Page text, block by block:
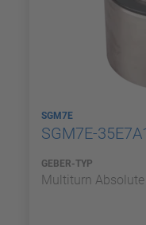
SGM7E
SGM7E-
GEBER-TYP
Multiturn Absolute